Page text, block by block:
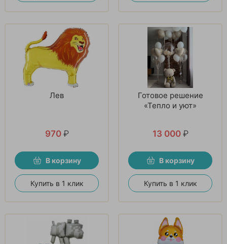
Лев
970 ₽
В корзину
Купить в 1 клик
Готовое решение
«Тепло и уют»
13 000 ₽
В корзину
Купить в 1 клик